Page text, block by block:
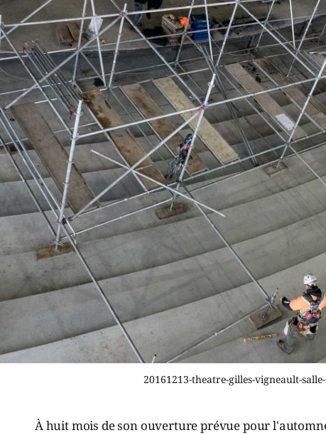
20161213-theatre-gilles-vigneault-
À huit mois de son ouverture prévue pour